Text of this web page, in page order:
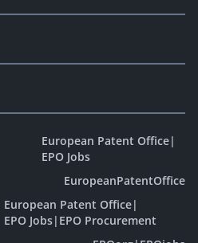
European Patent Office|
EPO Jobs
EuropeanPatentOffice
European Patent Office|
EPO Jobs| EPO Procurement